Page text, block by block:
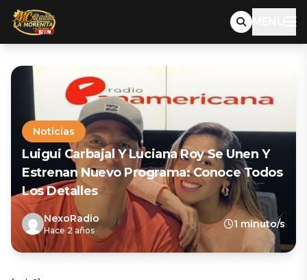
MENU
Noticias
Luigui Carbajal Y Luciana Roy Se Unen Y
Estrenan Nuevo Programa: Conoce Todos
Los Detalles
NexoRadio
Hace 2 años
1 minuto/s